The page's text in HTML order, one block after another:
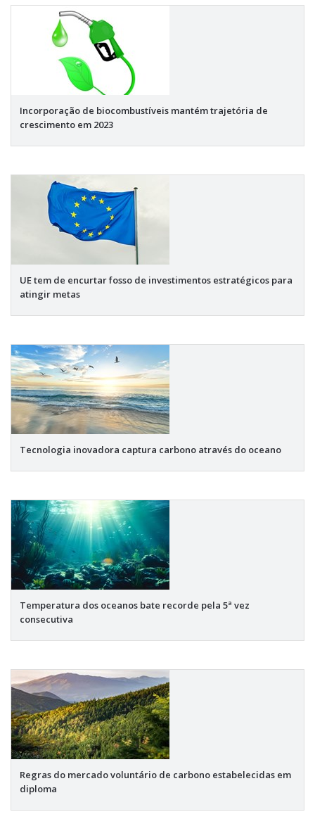
Incorporação de biocombustíveis mantém trajetória de
crescimento em 2023
UE tem de encurtar fosso de investimentos estratégicos para
atingir metas
Tecnologia inovadora captura carbono através do oceano
Temperatura dos oceanos bate recorde pela 5ª vez
consecutiva
Regras do mercado voluntário de carbono estabelecidas em
diploma